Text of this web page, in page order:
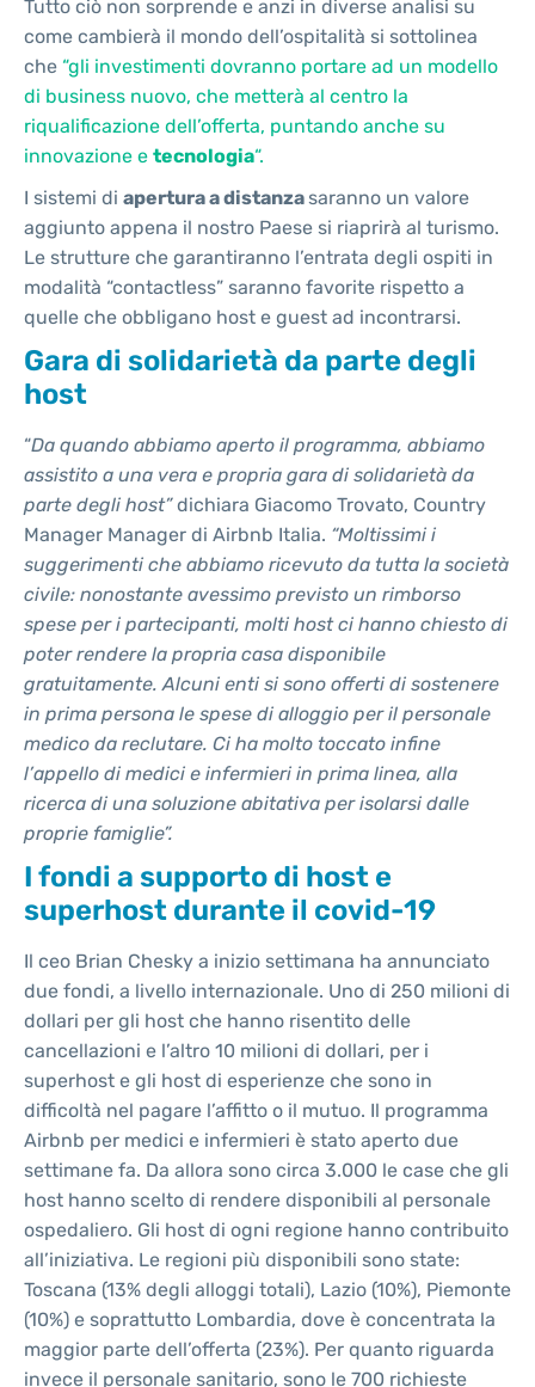
Tutto ciò non sorprende e anzi in diverse analisi su
come cambierà il mondo dell’ospitalità si sottolinea
che “gli investimenti dovranno portare ad un modello
di business nuovo, che metterà al centro la
riqualificazione dell’offerta, puntando anche su
innovazione e tecnologia“.
I sistemi di apertura a distanzasaranno un valore
aggiunto appena il nostro Paese si riaprirà al turismo.
Le strutture che garantiranno l’entrata degli ospiti in
modalità “contactless” saranno favorite rispetto a
quelle che obbligano host e guest ad incontrarsi.
Gara di solidarietà da parte degli
host
“Da quando abbiamo aperto il programma, abbiamo
assistito a una vera e propria gara di solidarietà da
parte degli host”dichiara Giacomo Trovato, Country
Manager Manager di Airbnb Italia. “Moltissimi i
suggerimenti che abbiamo ricevuto da tutta la società
civile: nonostante avessimo previsto un rimborso
spese per i partecipanti, molti host ci hanno chiesto di
poter rendere la propria casa disponibile
gratuitamente. Alcuni enti si sono offerti di sostenere
in prima persona le spese di alloggio per il personale
medico da reclutare. Ci ha molto toccato infine
l’appello di medici e infermieri in prima linea, alla
ricerca di una soluzione abitativa per isolarsi dalle
proprie famiglie”.
I fondi a supporto di host e
superhost durante il covid-19
Il ceo Brian Chesky a inizio settimana ha annunciato
due fondi, a livello internazionale. Uno di 250 milioni di
dollari per gli host che hanno risentito delle
cancellazioni e l’altro 10 milioni di dollari, per i
superhost e gli host di esperienze che sono in
difficoltà nel pagare l’affitto o il mutuo. Il programma
Airbnb per medici e infermieri è stato aperto due
settimane fa. Da allora sono circa 3.000 le case che gli
host hanno scelto di rendere disponibili al personale
ospedaliero. Gli host di ogni regione hanno contribuito
all’iniziativa. Le regioni più disponibili sono state:
Toscana (13% degli alloggi totali), Lazio (10%), Piemonte
(10%) e soprattutto Lombardia, dove è concentrata la
maggior parte dell’offerta (23%). Per quanto riguarda
invece il personale sanitario, sono le 700 richieste